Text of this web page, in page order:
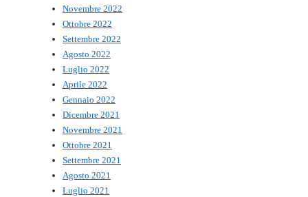
Novembre 2022
Ottobre 2022
Settembre 2022
Agosto 2022
Luglio 2022
Aprile 2022
Gennaio 2022
Dicembre 2021
Novembre 2021
Ottobre 2021
Settembre 2021
Agosto 2021
Luglio 2021